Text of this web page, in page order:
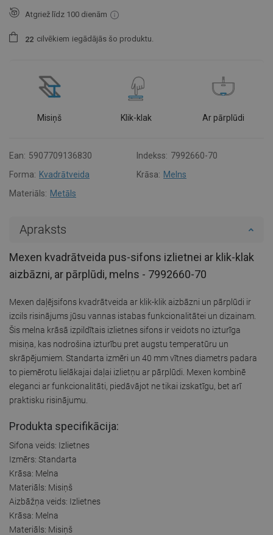
Atgriež līdz 100 dienām
22 cilvēkiem iegādājās šo produktu.
Misiņš Klik-klak Ar pārplūdi
Ean: 5907709136830 Indekss: 7992660-70
Forma: Kvadrātveida Krāsa: Melns
Materiāls: Metāls
Apraksts
Mexen kvadrātveida pus-sifons izlietnei ar klik-klak
aizbāzni, ar pārplūdi, melns - 7992660-70
Mexen daļējsifons kvadrātveida ar klik-klik aizbāzni un pārplūdi ir
izcils risinājums jūsu vannas istabas funkcionalitātei un dizainam.
Šis melna krāsā izpildītais izlietnes sifons ir veidots no izturīga
misiņa, kas nodrošina izturību pret augstu temperatūru un
skrāpējumiem. Standarta izmēri un 40 mm vītnes diametrs padara
to piemērotu lielākajai daļai izlietņu ar pārplūdi. Mexen kombinē
eleganci ar funkcionalitāti, piedāvājot ne tikai izskatīgu, bet arī
praktisku risinājumu.
Produkta specifikācija:
Sifona veids: Izlietnes
Izmērs: Standarta
Krāsa: Melna
Materiāls: Misiņš
Aizbāžņa veids: Izlietnes
Krāsa: Melna
Materiāls: Misiņš